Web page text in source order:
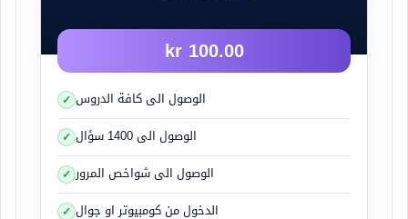
الحمولة القصوى .
الوزن المؤقت Bruttovikt
:
معين اذا كانت مركبتك محملة فهذا مؤقتاً.
اذا اردت حساب وزن السيارة
فعليك حساب وزن السائق مع السيارة
ولا يتم احتسابه كحمولة اضافية انما يتم حساب وزن
السيارة يشمل وزن السائق.
100.00 kr
الوصول الى كافة الدروس
الوصول الى 1400 سؤال
الوصول الى شواخص المرور
الدخول من كومبيوتر او جوال